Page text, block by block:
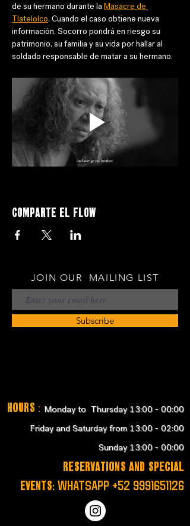
de su hermano durante la Masacre de
Tlatelolco. Cuando el caso obtiene nueva
información, Socorro pondrá en riesgo su
patrimonio, su familia y su vida por hallar al
soldado responsable de matar a su hermano.
Comparte el flow
JOIN OUR MAILING LIST
Subscribe
Hours : Monday to Thursday 13:00 - 00:00
Friday and Saturday from 13:00 - 02:00
Sunday 13:00 - 00:00
RESERVATIONS and SPECIAL
EVENTS: WHATSAPP +52 9991651126